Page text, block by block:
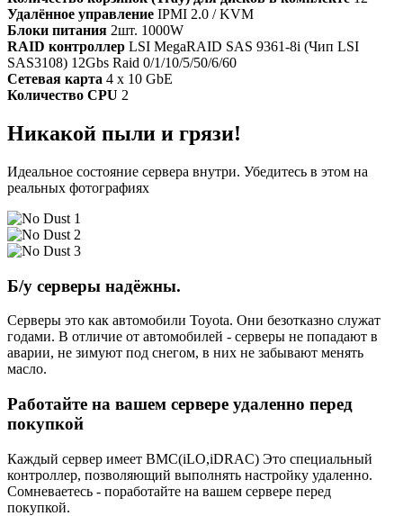
Удалённое управление IPMI 2.0 / KVM
Блоки питания 2шт. 1000W
RAID контроллер LSI MegaRAID SAS 9361-8i (Чип LSI
SAS3108) 12Gbs Raid 0/1/10/5/50/6/60
Сетевая карта 4 x 10 GbE
Количество CPU 2
Никакой пыли и грязи!
Идеальное состояние сервера внутри. Убедитесь в этом на
реальных фотографиях
Б/у серверы надёжны.
Серверы это как автомобили Toyota. Они безотказно служат
годами. В отличие от автомобилей - серверы не попадают в
аварии, не зимуют под снегом, в них не забывают менять
масло.
Работайте на вашем сервере удаленно перед
покупкой
Каждый сервер имеет BMC(iLO,iDRAC) Это специальный
контроллер, позволяющий выполнять настройку удаленно.
Сомневаетесь - поработайте на вашем сервере перед
покупкой.